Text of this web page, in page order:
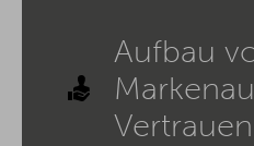
Aufbau
Vertrauen